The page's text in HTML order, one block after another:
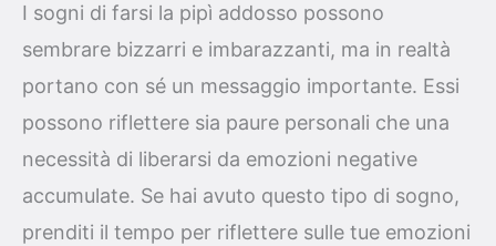
I sogni di farsi la pipì addosso possono
sembrare bizzarri e imbarazzanti, ma in realtà
portano con sé un messaggio importante. Essi
possono riflettere sia paure personali che una
necessità di liberarsi da emozioni negative
accumulate. Se hai avuto questo tipo di sogno,
prenditi il tempo per riflettere sulle tue emozioni